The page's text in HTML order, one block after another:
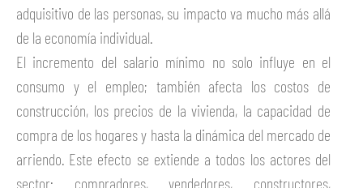
adquisitivo de las personas, su impacto va mucho más allá
de la economía individual.
El incremento del salario mínimo no solo influye en el
consumo y el empleo; también afecta los costos de
construcción, los precios de la vivienda, la capacidad de
compra de los hogares y hasta la dinámica del mercado de
arriendo. Este efecto se extiende a todos los actores del
sector: compradores, vendedores, constructores,